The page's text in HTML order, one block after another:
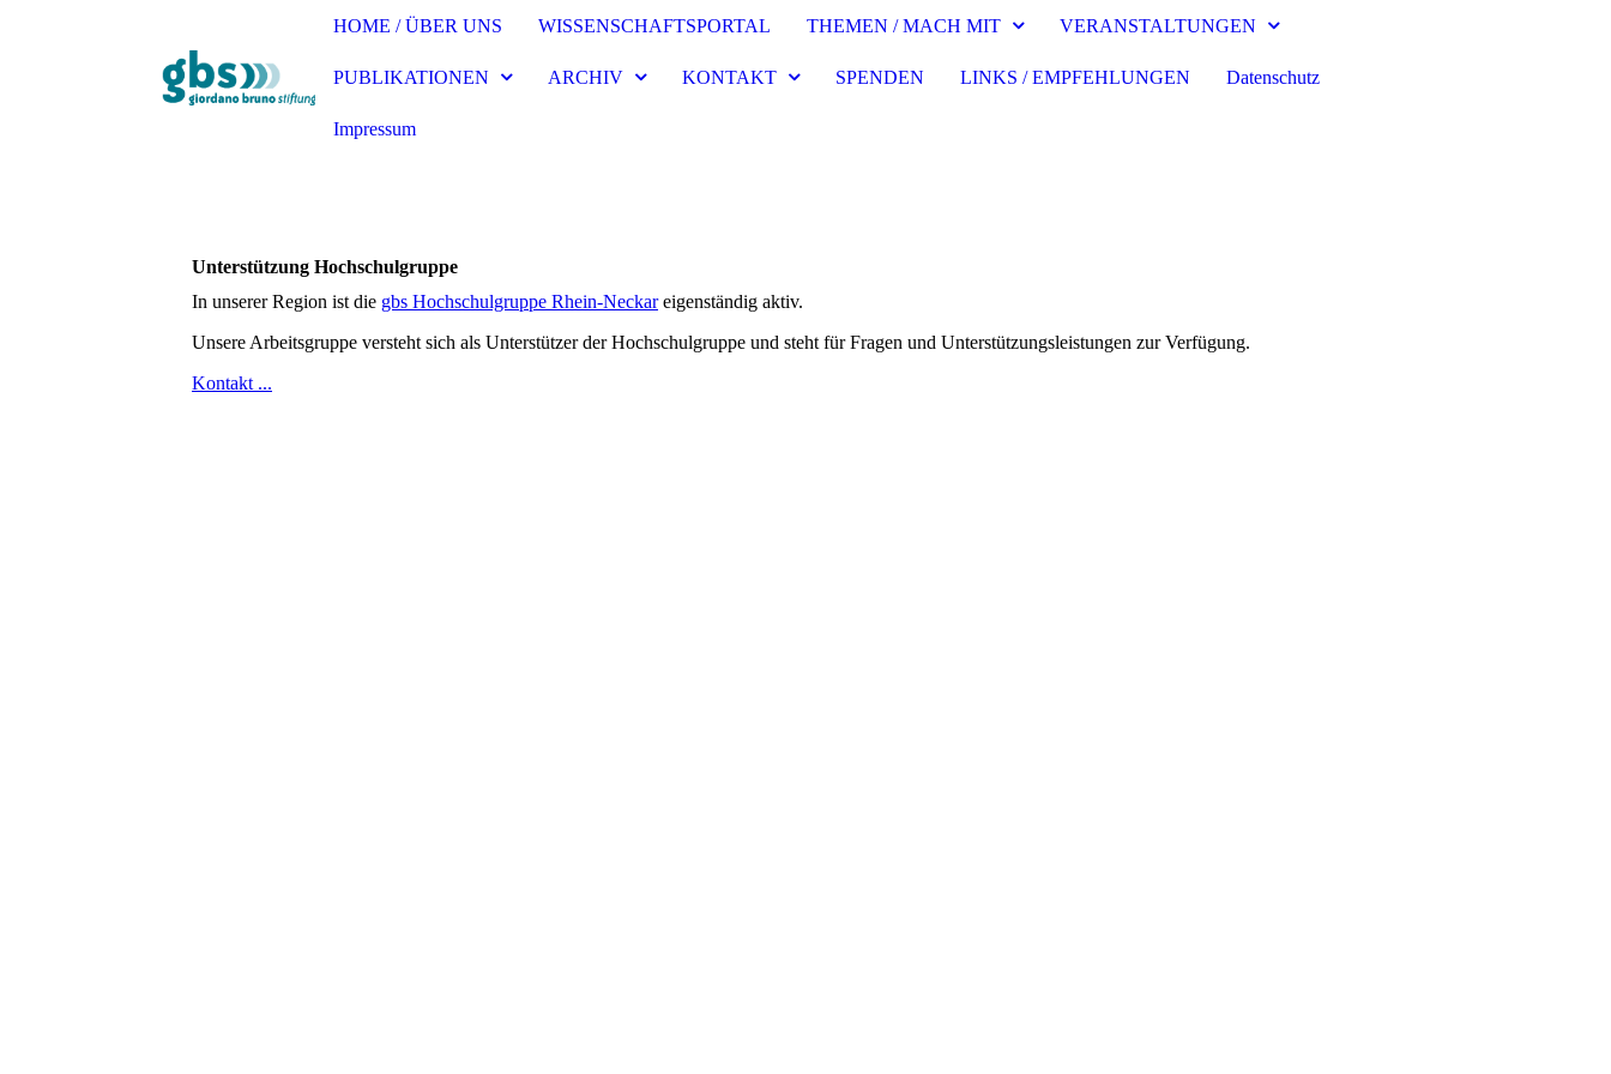
HOME / ÜBER UNS WISSENSCHAFTSPORTAL THEMEN / MACH MIT VERANSTALTUNGEN
PUBLIKATIONEN ARCHIV KONTAKT SPENDEN LINKS / EMPFEHLUNGEN Datenschutz
Impressum
Unterstützung Hochschulgruppe
In unserer Region ist die gbs Hochschulgruppe Rhein-Neckareigenständig aktiv.
Unsere Arbeitsgruppe versteht sich als Unterstützer der Hochschulgruppe und steht für Fragen und Unterstützungsleistungen zur Verfügung.
Kontakt ...